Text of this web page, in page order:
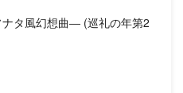
タ風幻想曲― (巡礼の年第2